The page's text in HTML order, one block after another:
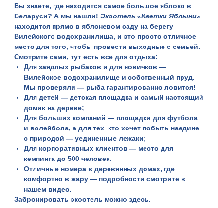
Вы знаете, где находится самое большое яблоко в
Беларуси? А мы нашли!Экоотель «Кветки Яблыни»
находится прямо в яблоневом саду на берегу
Вилейского водохранилища, и это просто отличное
место для того, чтобы провести выходные с семьей.
Смотрите сами, тут есть все для отдыха:
Для заядлых рыбаков и для новичков —
Вилейское водохранилище исобственный пруд.
Мы проверяли — рыба гарантированно ловится!
Для детей — детская площадка и самый настоящий
домик на дереве;
Для больших компаний — площадки для футбола
и волейбола, а для тех кто хочет побыть наедине
с природой — уединенные лежаки;
Для корпоративных клиентов — место для
кемпинга до 500 человек.
Отличные номера в деревянных домах, где
комфортно в жару — подробности смотрите в
нашем видео.
Забронировать экоотель можноздесь.